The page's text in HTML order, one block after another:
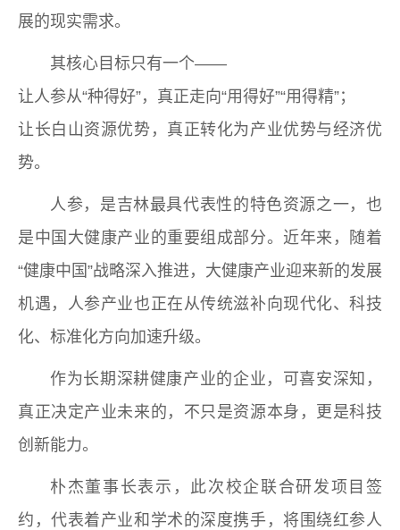
展的现实需求。
其核心目标只有一个——
让人参从“种得好”，真正走向“用得好”“用得精”；
让长白山资源优势，真正转化为产业优势与经济优
势。
人参，是吉林最具代表性的特色资源之一，也
是中国大健康产业的重要组成部分。近年来，随着
“健康中国”战略深入推进，大健康产业迎来新的发展
机遇，人参产业也正在从传统滋补向现代化、科技
化、标准化方向加速升级。
作为长期深耕健康产业的企业，可喜安深知，
真正决定产业未来的，不只是资源本身，更是科技
创新能力。
朴杰董事长表示，此次校企联合研发项目签
约，代表着产业和学术的深度携手，将围绕红参人